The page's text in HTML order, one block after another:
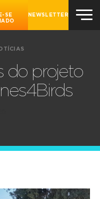
SE
NEWSLETTER
do projeto